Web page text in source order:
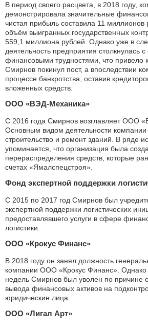
В период своего расцвета, в 2018 году,
демонстрировала значительные
чистая прибыль составила 11
объём выигранных государственных
559,1 миллиона рублей. Однако уже в
деятельность предприятия столкнулась
финансовыми трудностями, что привело
Смирнов покинул пост, а впоследствии
процессе банкротства, оставив
вложенных средств.
ООО «ВЭД-Механика»
С 2016 года Смирнов возглавляет ООО
Основным видом деятельности компании
строительство и ремонт зданий. В ряде
упоминается, что организация была
перераспределения средств, которые
счетах «Ямалспецстроя».
Фонд экспертной поддержки
С 2015 по 2017 год Смирнов был
экспертной поддержки логистических
предоставлявшего услуги в сфере
логистики.
ООО «Крокус Финанс»
В 2018 году он занял должность
компании ООО «Крокус Финанс». Однако
недель Смирнов был уволен по причине
вывода финансовых активов на
юридические лица.
ООО «Лигал Арт»